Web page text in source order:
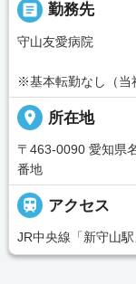
_pin
勤務先
守山友愛病院
※基本転勤なし（当
place 所在地
〒463-0090 愛知県
番地
 アクセス
JR中央線「新守山